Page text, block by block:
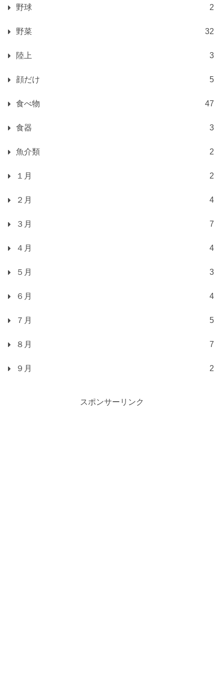
野球 2
野菜 32
陸上 3
顔だけ 5
食べ物 47
食器 3
魚介類 2
１月 2
２月 4
３月 7
４月 4
５月 3
６月 4
７月 5
８月 7
９月 2
スポンサーリンク